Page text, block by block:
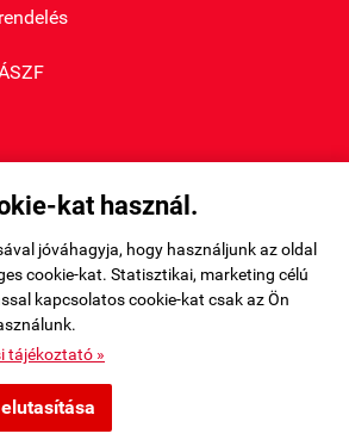
kat használ.
jóváhagyja, hogy használjunk az oldal
cookie-kat. Statisztikai, marketing célú
kapcsolatos cookie-kat csak az Ön
tájékoztató »
HAJNALKA EGYÉNI VÁLLALKOZÓ